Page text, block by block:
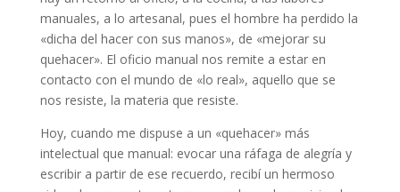
manuales, a lo artesanal, pues el hombre ha perdido la
«dicha del hacer con sus manos», de «mejorar su
quehacer». El oficio manual nos remite a estar en
contacto con el mundo de «lo real», aquello que se
nos resiste, la materia que resiste.
Hoy, cuando me dispuse a un «quehacer» más
intelectual que manual: evocar una ráfaga de alegría y
escribir a partir de ese recuerdo, recibí un hermoso